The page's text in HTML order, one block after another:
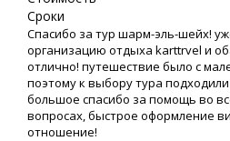
Сроки
Спасибо за тур шарм-эль-шейх!
организацию отдыха karttrvel и
отлично! путешествие было с
поэтому к выбору тура
большое спасибо за помощь во
вопросах, быстрое оформление
отношение!